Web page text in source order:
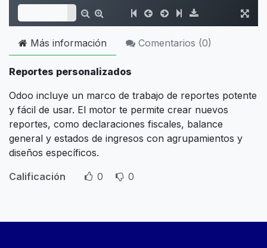
Más información Comentarios (0)
Reportes personalizados
Odoo incluye un marco de trabajo de reportes potente
y fácil de usar. El motor te permite crear nuevos
reportes, como declaraciones fiscales, balance
general y estados de ingresos con agrupamientos y
diseños específicos.
Calificación
0 0